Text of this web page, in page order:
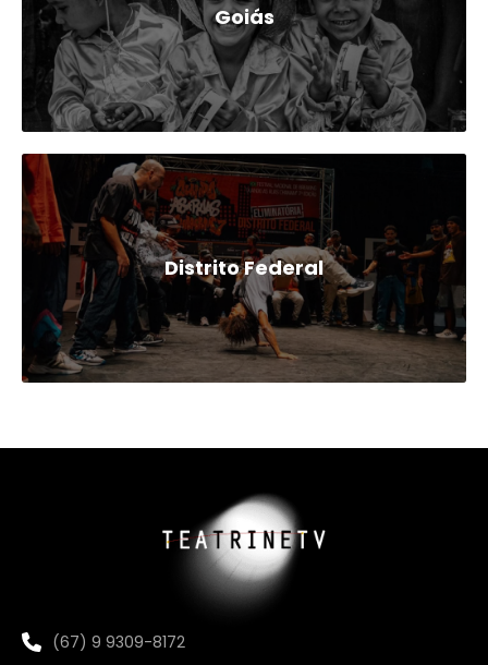
Goiás
Distrito Federal
(67) 9 9309-8172